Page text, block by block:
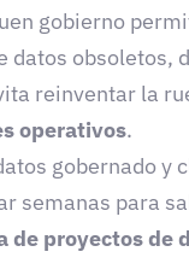
gobierno
obsoletos,
reinventar la
operativos.
gobernado y
semanas para
de proyectos de